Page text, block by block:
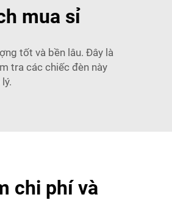
mua sỉ
tốt và bền lâu. Đây là
tra các chiếc đèn này
chi phí và